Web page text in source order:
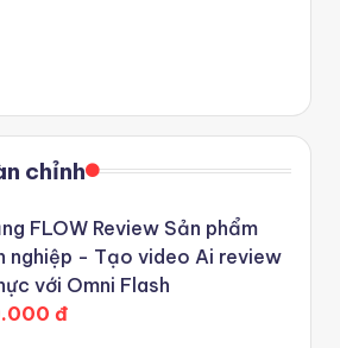
chỉnh
FLOW Review Sản phẩm
nghiệp - Tạo video Ai review
với Omni Flash
đ